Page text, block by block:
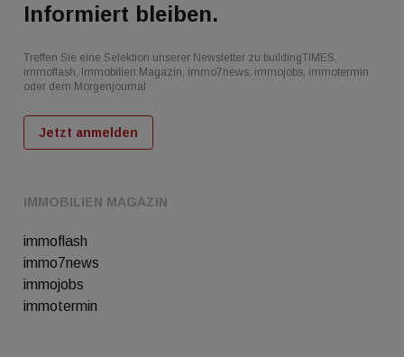
IMMOBILIEN MAGAZIN
immoflash
immo7news
immojobs
immotermin
Informiert bleiben.
Treffen Sie eine Selektion unserer Newsletter zu buildingTIMES,
immoflash, Immobilien Magazin, immo7news, immojobs, immotermin
oder dem Morgenjournal
Jetzt anmelden